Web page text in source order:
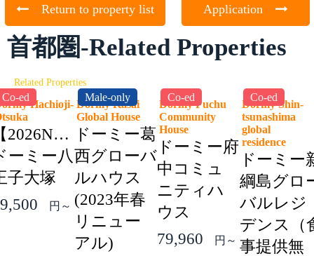
Return to property list Application
首都圏-Related Properties
Related Properties
Co-ed
Hachioji-
2026NEW】
ーミー八
子大塚
円～
Male-only
Dormy Kasai
Global House
ドーミー葛
西グローバ
ルハウス
(2023年春
リニュー
アル)
Co-ed
Dormy Fuchu
Community
House
ドーミー府
中コミュ
ニティハ
ウス
79,960
円～
Co-ed
Dormy Shin-
tsunashima
global
residence
ドーミー
綱島グロ
バルレジ
デンス（
事提供無